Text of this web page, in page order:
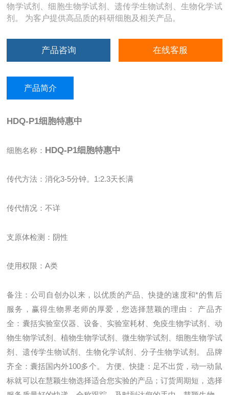
物学试剂、细胞生物学试剂、遗传学生物试剂、生物化学试
剂。 为客户提供高品质的科研细胞及相关产品。
产品咨询 在线客服
产品简介
HDQ-P1细胞特惠中
细胞名称： HDQ-P1细胞特惠中
传代方法：消化3-5分钟。 1:2.3天长满
传代情况：不详
支原体检测：阴性
使用权限：A类
备注： 公司自创办以来，以优质的产品、快捷的速度和*的售后
服务，赢得生物界老师的厚爱，您选择慧颖的理由： 产品齐
全：囊括实验室仪器、设备、实验室耗材、免疫生物学试剂、动
物生物学试剂、植物生物学试剂、微生物学试剂、细胞生物学试
剂、遗传学生物试剂、生物化学试剂、分子生物学试剂。 品牌
齐全：囊括国内外100多个。 方便、快捷：足不出货，动一动鼠
标就可以在慧颖生物选择适合您实验的产品；订货周期短，选择